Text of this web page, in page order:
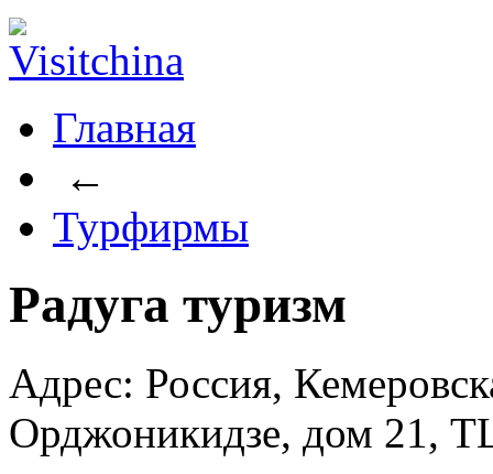
Главная
←
Турфирмы
Радуга туризм
Адрес: Россия,
Орджоникидзе, дом 21,